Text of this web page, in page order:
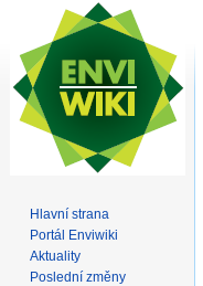
Hlavní strana
Portál Enviwiki
Aktuality
Poslední změny